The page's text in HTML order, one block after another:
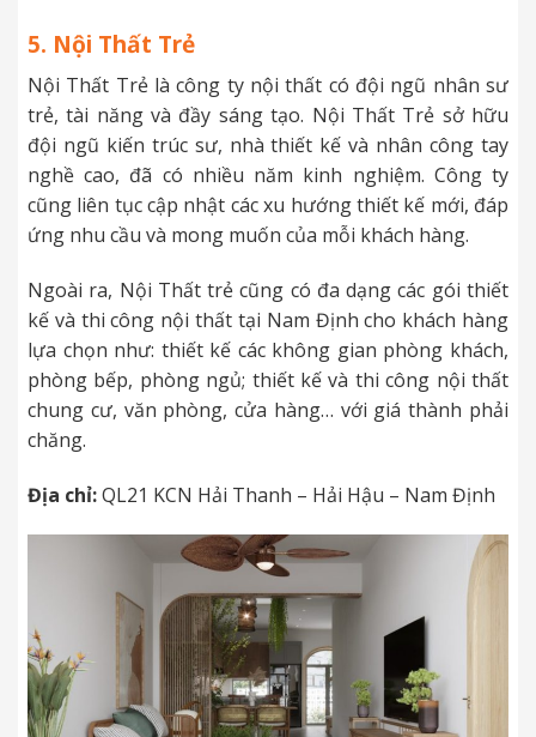
5. Nội Thất Trẻ
Nội Thất Trẻ là công ty nội thất có đội ngũ nhân sư
trẻ, tài năng và đầy sáng tạo. Nội Thất Trẻ sở hữu
đội ngũ kiến trúc sư, nhà thiết kế và nhân công tay
nghề cao, đã có nhiều năm kinh nghiệm. Công ty
cũng liên tục cập nhật các xu hướng thiết kế mới, đáp
ứng nhu cầu và mong muốn của mỗi khách hàng.
Ngoài ra, Nội Thất trẻ cũng có đa dạng các gói thiết
kế và thi công nội thất tại Nam Định cho khách hàng
lựa chọn như: thiết kế các không gian phòng khách,
phòng bếp, phòng ngủ; thiết kế và thi công nội thất
chung cư, văn phòng, cửa hàng… với giá thành phải
chăng.
Địa chỉ:QL21 KCN Hải Thanh – Hải Hậu – Nam Định